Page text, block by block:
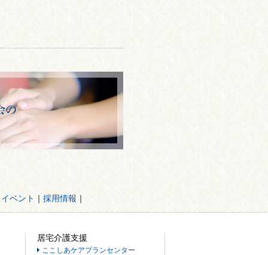
ベント ｜ 採用情報 ｜
居宅介護支援
ここしあケアプランセンター